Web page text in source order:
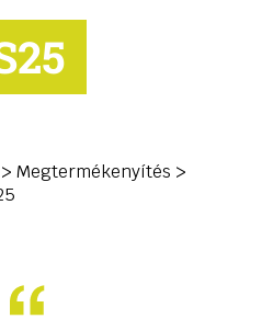
> Megtermékenyítés >